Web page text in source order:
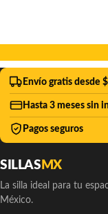
Envío gratis desde
Hasta 3 meses sin
Pagos seguros
SILLAS MX
La silla ideal para tu
México.